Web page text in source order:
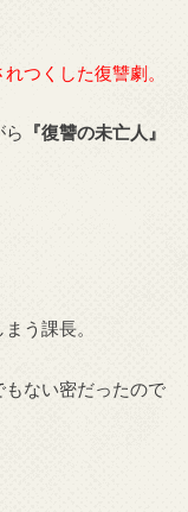
つくした復讐劇。
ら
『復讐の未亡人』
う課長。
ない密だったので